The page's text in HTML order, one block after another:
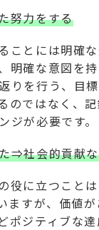
努力をする
ことには明確
確な意図を
りを行う、目
ではなく、
が必要です。
⇒社会的貢献
役に立つこと
すが、価値
ポジティブな